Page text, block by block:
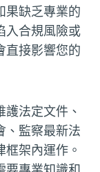
果缺乏專業的
入合規風險或
直接影響您的
法定文件、
、監察最新法
架內運作。